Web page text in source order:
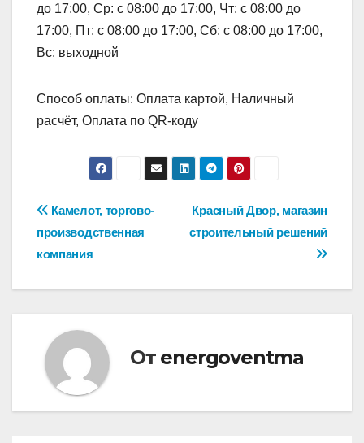
до 17:00, Ср: с 08:00 до 17:00, Чт: с 08:00 до
17:00, Пт: с 08:00 до 17:00, Сб: с 08:00 до 17:00,
Вс: выходной
Способ оплаты: Оплата картой, Наличный
расчёт, Оплата по QR-коду
Навигация
по
записям
Красный Двор, магазин
строительный решений
Камелот, торгово-
производственная
компания
От energoventma